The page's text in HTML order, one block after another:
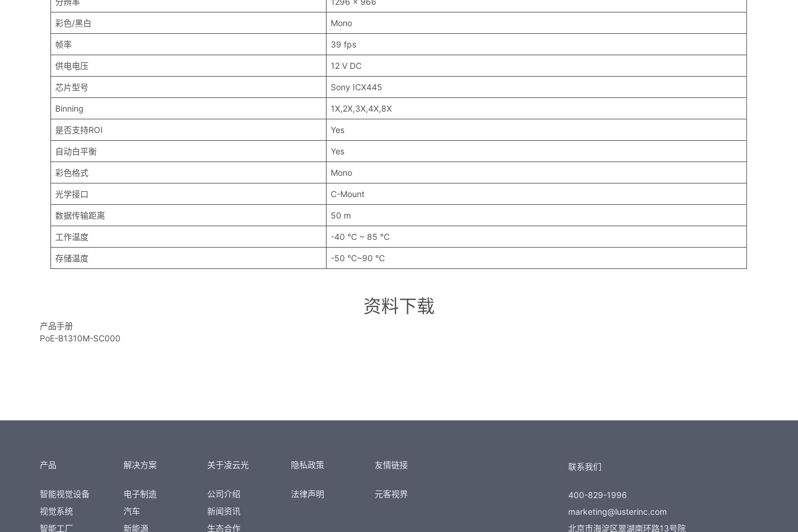
彩色/黑白 Mono
帧率 39 fps
供电电压 12 V DC
芯片型号 Sony ICX445
Binning 1X,2X,3X,4X,8X
是否支持ROI Yes
自动白平衡 Yes
彩色格式 Mono
光学接口 C-Mount
数据传输距离 50 m
工作温度 -40 ℃ ~ 85 ℃
存储温度 -50 ℃~90 ℃
资料下载
产品手册
PoE-B1310M-SC000
产品
智能视觉设备
视觉系统
智能工厂
解决方案
电子制造
汽车
新能源
关于凌云光
公司介绍
新闻资讯
生态合作
隐私政策
法律声明
友情链接
元客视界
联系我们
400-829-1996
marketing@lusterinc.com
北京市海淀区翠湖南环路13号院